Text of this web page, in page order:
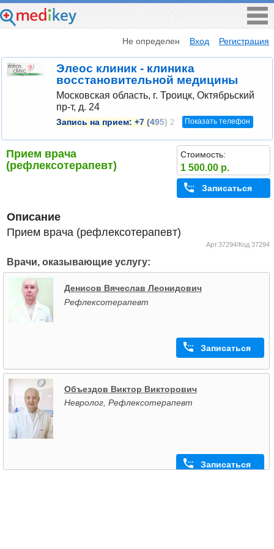
Не определен Вход Регистрация
Элеос клиник - клиника
восстановительной медицины
Московская область, г. Троицк, Октябрьский
пр-т, д. 24
Запись на прием: +7 (495) 2 Показать телефон
Прием врача
(рефлексотерапевт)
Стоимость:
1 500.00 р.
Записаться
Описание
Прием врача (рефлексотерапевт)
Арт.37294/Код 37294
Врачи, оказывающие услугу:
Денисов Вячеслав Леонидович
Рефлексотерапевт
Записаться
Объездов Виктор Викторович
Невролог, Рефлексотерапевт
Записаться